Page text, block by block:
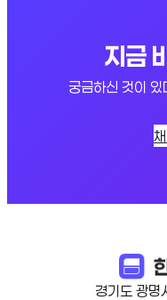
지금
궁금하신 것이
경기도 광